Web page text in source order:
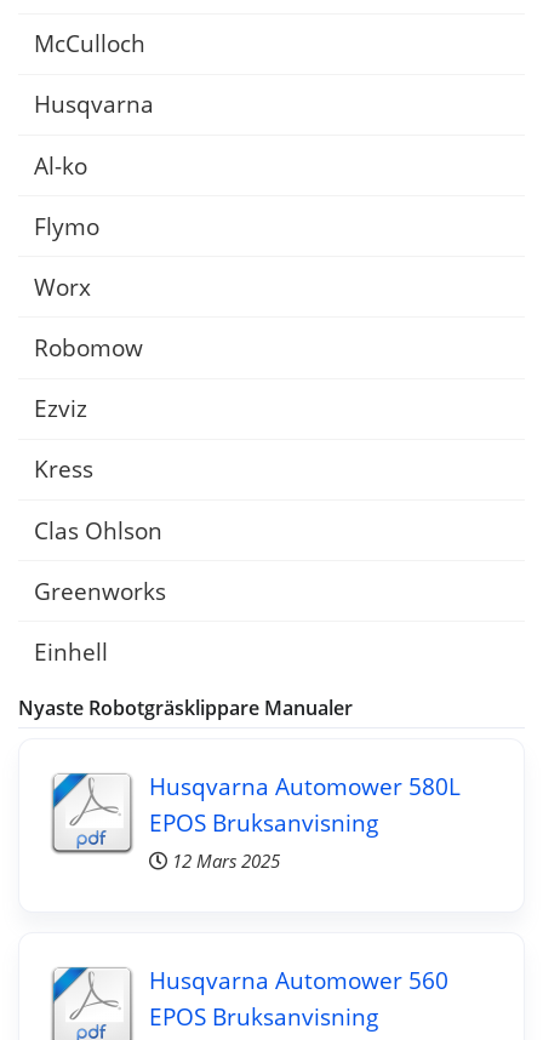
McCulloch
Husqvarna
Al-ko
Flymo
Worx
Robomow
Ezviz
Kress
Clas Ohlson
Greenworks
Einhell
Nyaste Robotgräsklippare Manualer
Husqvarna Automower 580L
EPOS Bruksanvisning
12 Mars 2025
Husqvarna Automower 560
EPOS Bruksanvisning